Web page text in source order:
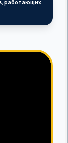
работающих